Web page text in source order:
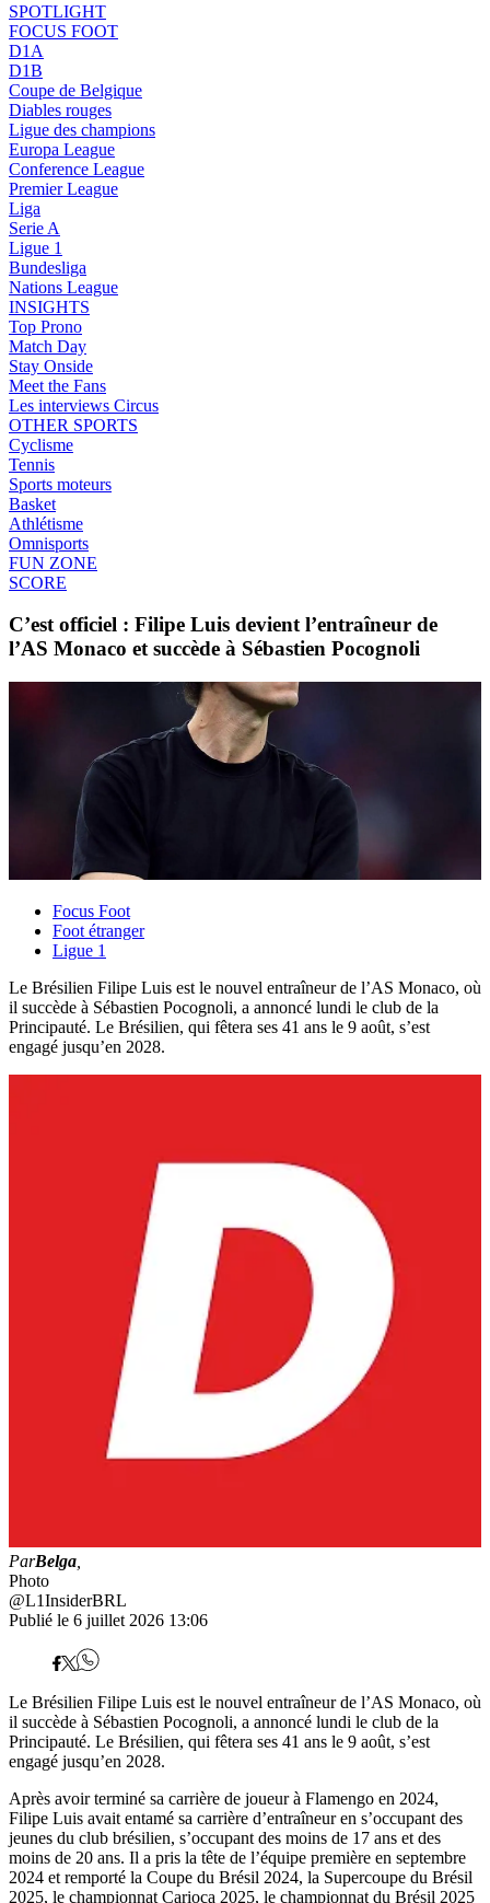
SPOTLIGHT
FOCUS FOOT
D1A
D1B
Coupe de Belgique
Diables rouges
Ligue des champions
Europa League
Conference League
Premier League
Liga
Serie A
Ligue 1
Bundesliga
Nations League
INSIGHTS
Top Prono
Match Day
Stay Onside
Meet the Fans
Les interviews Circus
OTHER SPORTS
Cyclisme
Tennis
Sports moteurs
Basket
Athlétisme
Omnisports
FUN ZONE
SCORE
C’est officiel : Filipe Luis devient l’entraîneur de
l’AS Monaco et succède à Sébastien Pocognoli
Focus Foot
Foot étranger
Ligue 1
Le Brésilien Filipe Luis est le nouvel entraîneur de l’AS Monaco, où
il succède à Sébastien Pocognoli, a annoncé lundi le club de la
Principauté. Le Brésilien, qui fêtera ses 41 ans le 9 août, s’est
engagé jusqu’en 2028.
ParBelga
Photo
@L1InsiderBRL
Publié le 6 juillet 2026 13:06
Le Brésilien Filipe Luis est le nouvel entraîneur de l’AS Monaco, où
il succède à Sébastien Pocognoli, a annoncé lundi le club de la
Principauté. Le Brésilien, qui fêtera ses 41 ans le 9 août, s’est
engagé jusqu’en 2028.
Après avoir terminé sa carrière de joueur à Flamengo en 2024,
Filipe Luis avait entamé sa carrière d’entraîneur en s’occupant des
jeunes du club brésilien, s’occupant des moins de 17 ans et des
moins de 20 ans. Il a pris la tête de l’équipe première en septembre
2024 et remporté la Coupe du Brésil 2024, la Supercoupe du Brésil
2025, le championnat Carioca 2025, le championnat du Brésil 2025